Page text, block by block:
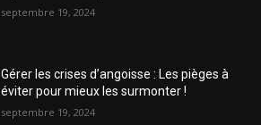
septembre 19, 2024
Gérer les crises d’angoisse : Les pièges à
éviter pour mieux les surmonter !
septembre 19, 2024